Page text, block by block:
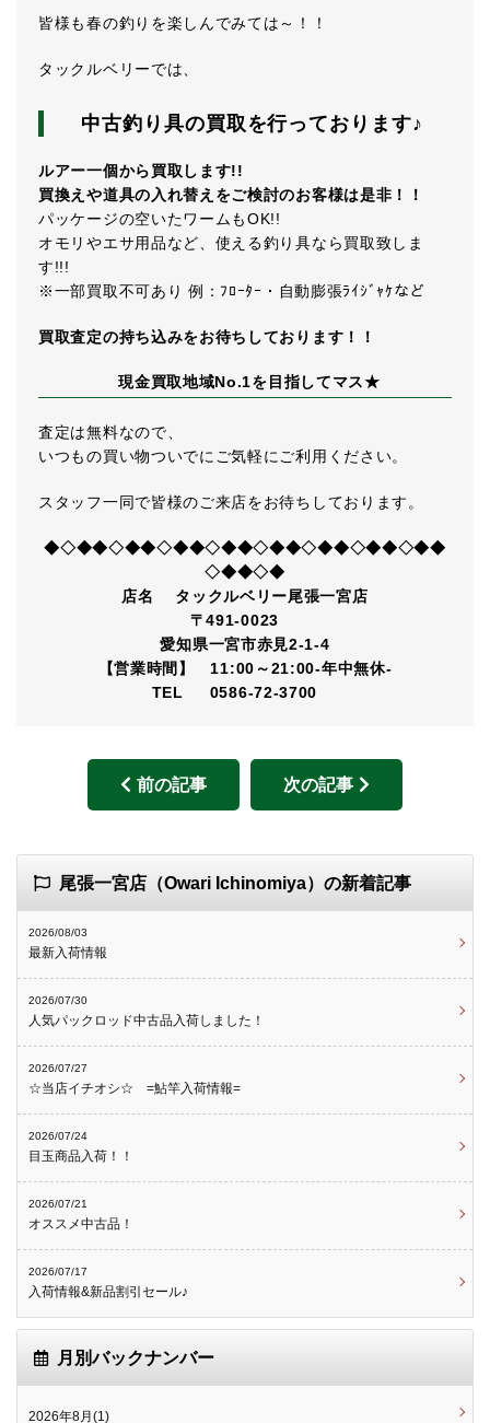
皆様も春の釣りを楽しんでみては～！！
タックルベリーでは、
中古釣り具の買取を行っております♪
ルアー一個から買取します!!
買換えや道具の入れ替えをご検討のお客様は是非！！
パッケージの空いたワームもOK!!
オモリやエサ用品など、使える釣り具なら買取致しま
す!!!
※一部買取不可あり 例：ﾌﾛｰﾀｰ・自動膨張ﾗｲｼﾞｬｹなど
買取査定の持ち込みをお待ちしております！！
現金買取地域No.1を目指してマス★
査定は無料なので、
いつもの買い物ついでにご気軽にご利用ください。
スタッフ一同で皆様のご来店をお待ちしております。
◆◇◆◆◇◆◆◇◆◆◇◆◆◇◆◆◇◆◆◇◆◆◇◆◆
◇◆◆◇◆
店名 タックルベリー尾張一宮店
〒491-0023
愛知県一宮市赤見2-1-4
【営業時間】 11:00～21:00-年中無休-
TEL 0586-72-3700
前の記事 次の記事
尾張一宮店（Owari Ichinomiya）の新着記事
2026/08/03
最新入荷情報
2026/07/30
人気パックロッド中古品入荷しました！
2026/07/27
☆当店イチオシ☆ =鮎竿入荷情報=
2026/07/24
目玉商品入荷！！
2026/07/21
オススメ中古品！
2026/07/17
入荷情報&新品割引セール♪
月別バックナンバー
2026年8月(1)